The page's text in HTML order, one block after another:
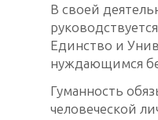
В своей
Единство и
нуждающимся
Гуманность
человеческой